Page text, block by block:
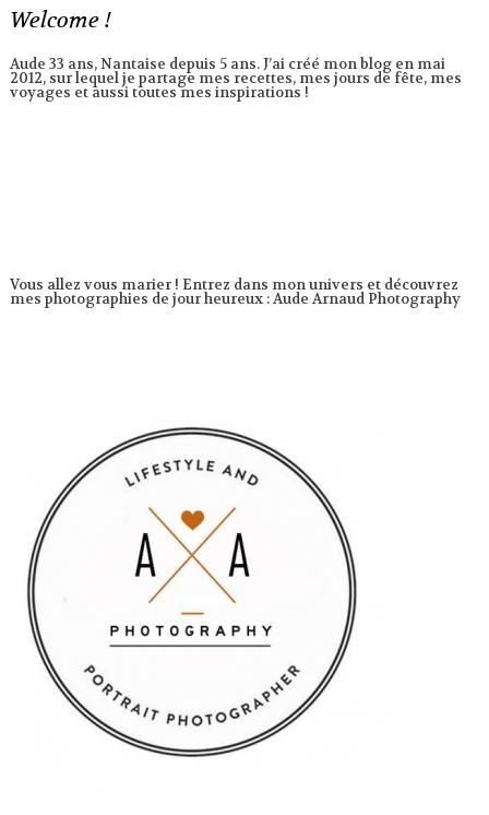
Welcome !
Aude 33 ans, Nantaise depuis 5 ans. J’ai créé mon blog en mai
2012, sur lequel je partage mes recettes, mes jours de fête, mes
voyages et aussi toutes mes inspirations !
Vous allez vous marier ! Entrez dans mon univers et découvrez
mes photographies de jour heureux :Aude Arnaud Photography